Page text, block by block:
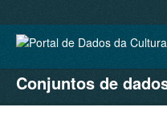
CONJUNTOS DE DADOS
ORGANIZAÇÕES
Conjuntos de